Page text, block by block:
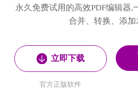
永久免费试用的高效PDF编辑器,
合并、转换、添加
立即下载
官方正版软件